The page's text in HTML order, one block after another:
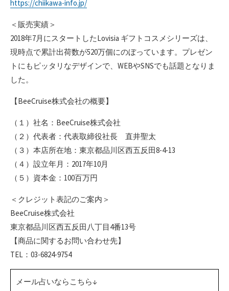
https://chiikawa-info.jp/
＜販売実績＞
2018年7月にスタートしたLovisia ギフトコスメシリーズは、
現時点で累計出荷数が520万個にのぼっています。プレゼン
トにもピッタリなデザインで、WEBやSNSでも話題となりま
した。
【BeeCruise株式会社の概要】
（１）社名：BeeCruise株式会社
（２）代表者：代表取締役社長 直井聖太
（３）本店所在地：東京都品川区西五反田8-4-13
（４）設立年月：2017年10月
（５）資本金：100百万円
＜クレジット表記のご案内＞
BeeCruise株式会社
東京都品川区西五反田八丁目4番13号
【商品に関するお問い合わせ先】
TEL：03-6824-9754
メール占いならこちら↓